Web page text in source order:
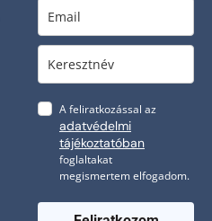
A feliratkozással az
adatvédelmi
tájékoztatóban
foglaltakat
megismertem elfogadom.